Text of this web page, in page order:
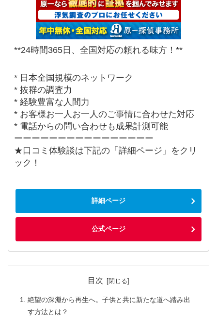
**24時間365日、全国対応の頼れる味方！**
* 日本全国規模のネットワーク
* 抜群の調査力
* 経験豊富な人間力
* お客様お一人お一人のご事情に合わせた対応
* 電話からの問い合わせも成果計測可能
ーーーーーーーーーーーーーーーー
★口コミ体験談は下記の「詳細ページ」をクリ
ック！
詳細ページ
公式ページ
目次
絶望の深淵から再生へ。子供と共に新たな道へ踏み出
す方法とは？